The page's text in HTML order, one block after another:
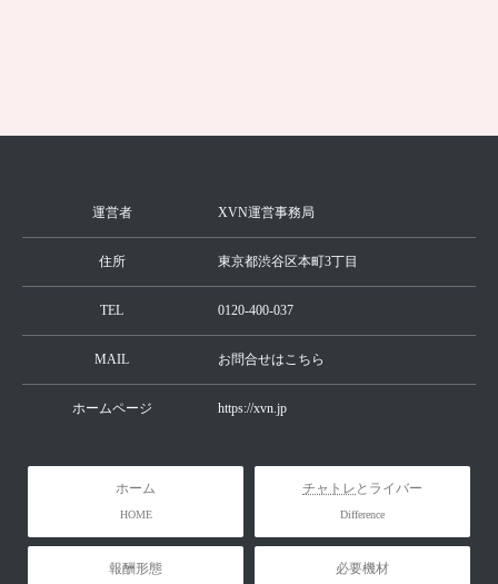
運営者 XVN運営事務局
住所 東京都渋谷区本町3丁目
TEL 0120-400-037
MAIL お問合せはこちら
ホームページ https://xvn.jp
ホーム
HOME
チャトレ とライバー
Difference
報酬形態 必要機材